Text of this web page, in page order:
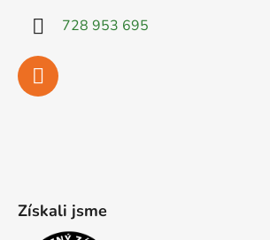
728 953 695
Získali jsme